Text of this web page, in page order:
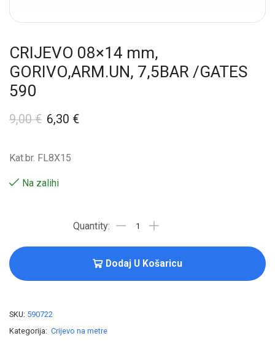
CRIJEVO 08×14 mm,
GORIVO,ARM.UN, 7,5BAR /GATES
590
9,00€ 6,30 €
Kat.br. FL8X15
Na zalihi
Dodaj U Košaricu
SKU: 590722
Kategorija: Crijevo na metre